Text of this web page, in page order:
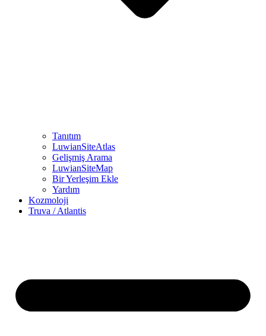
Tanıtım
LuwianSiteAtlas
Gelişmiş Arama
LuwianSiteMap
Bir Yerleşim Ekle
Yardım
Kozmoloji
Truva / Atlantis